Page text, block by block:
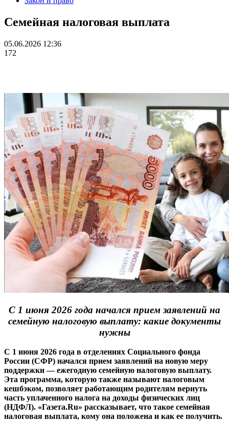
Семейная налоговая выплата
05.06.2026 12:36
172
С 1 июня 2026 года начался прием заявлений на
семейную налоговую выплату: какие документы
нужны
С 1 июня 2026 года в отделениях Социального фонда
России (СФР) начался прием заявлений на новую меру
поддержки — ежегодную семейную налоговую выплату.
Эта программа, которую также называют налоговым
кешбэком, позволяет работающим родителям вернуть
часть уплаченного налога на доходы физических лиц
(НДФЛ). «Газета.Ru» рассказывает, что такое семейная
налоговая выплата, кому она положена и как ее получить.